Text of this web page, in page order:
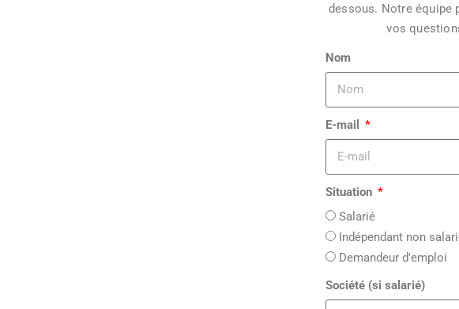
dessous. Notre équipe
vos
Nom
E-mail
Situation
Salarié
Indépendant non
Demandeur d'emploi
Société (si salarié)